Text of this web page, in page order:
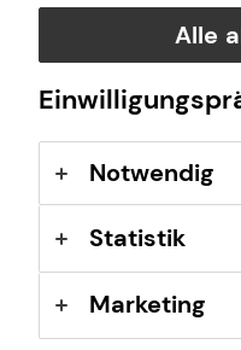
Kontaktformular
Luca Beuth
Alle
Notwendig
Statistik
Marketing